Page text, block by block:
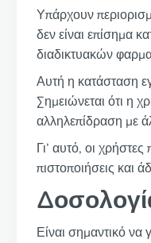
Υπάρχουν
δεν είναι επίσημα
διαδικτυακών
Αυτή η κατάσταση
Σημειώνεται ότι η
αλληλεπίδραση με
Γι’ αυτό, οι
πιστοποιήσεις και
Είναι σημαντικό